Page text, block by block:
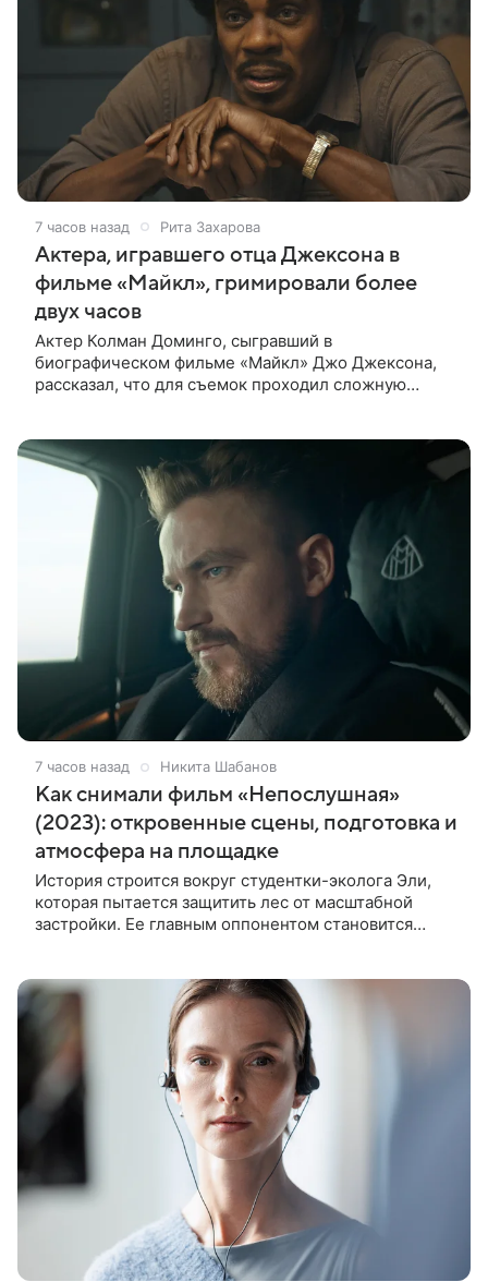
7 часов назад Рита Захарова
Актера, игравшего отца Джексона в
фильме «Майкл», гримировали более
двух часов
Актер Колман Доминго, сыгравший в
биографическом фильме «Майкл» Джо Джексона,
рассказал, что для съемок проходил сложную
7 часов назад Никита Шабанов
Как снимали фильм «Непослушная»
(2023): откровенные сцены, подготовка и
атмосфера на площадке
История строится вокруг студентки-эколога Эли,
которая пытается защитить лес от масштабной
застройки. Ее главным оппонентом становится